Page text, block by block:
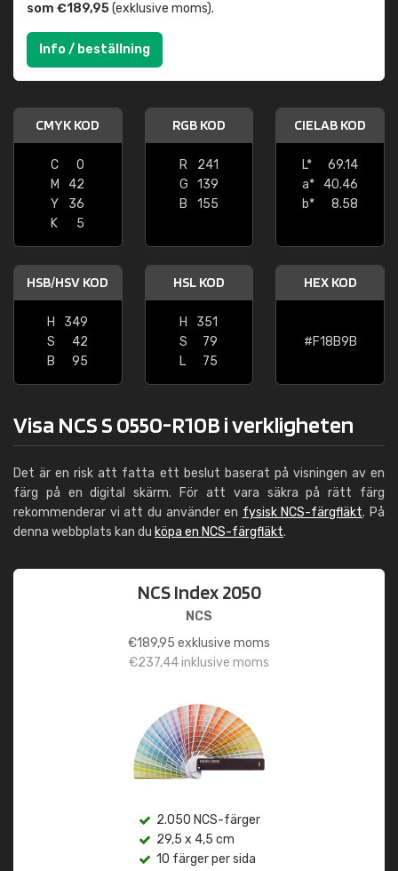
som €189,95(exklusive moms).
Info / beställning
CMYK KOD
C
0
M
42
Y
36
K
5
RGB KOD
R
241
G
139
B
155
CIELAB KOD
L*
69.14
a*
40.46
b*
8.58
HSB/HSV KOD
H
349
S
42
B
95
HSL KOD
H
351
S
79
L
75
HEX KOD
#F18B9B
Visa NCS S 0550-R10B i verkligheten
Det är en risk att fatta ett beslut baserat på visningen av en
färg på en digital skärm. För att vara säkra på rätt färg
rekommenderar vi att du använder en fysisk NCS-färgfläkt. På
denna webbplats kan du köpa en NCS-färgfläkt.
NCS Index 2050
NCS
€189,95 exklusive moms
€237,44inklusive moms
2.050 NCS-färger
29,5 x 4,5 cm
10 färger per sida